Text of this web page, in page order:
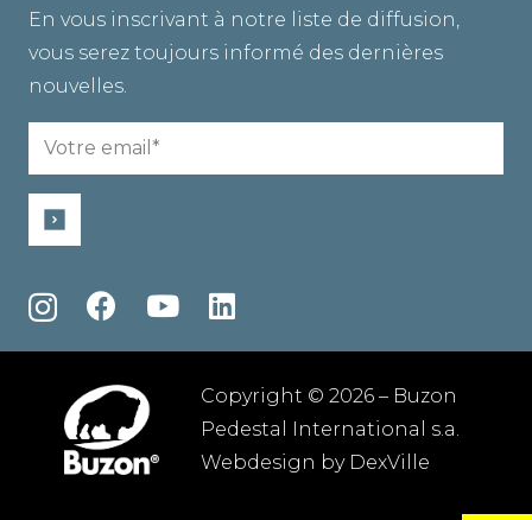
En vous inscrivant à notre liste de diffusion,
vous serez toujours informé des dernières
nouvelles.
Email
(Required)
Copyright © 2026 – Buzon
Pedestal International s.a.
Webdesign by DexVille